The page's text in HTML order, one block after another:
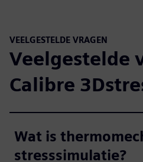
VEELGESTELDE VRAGEN
Veelgestelde
Calibre
Wat is
stresssimulatie?